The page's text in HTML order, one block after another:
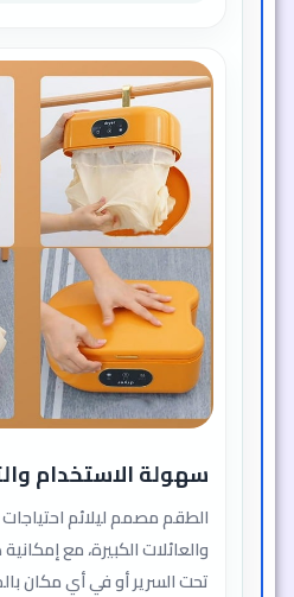
سهولة الاستخدام
الطقم مصمم ليلائم احتياجات
والعائلات الكبيرة، مع
تحت السرير أو في أي مكان